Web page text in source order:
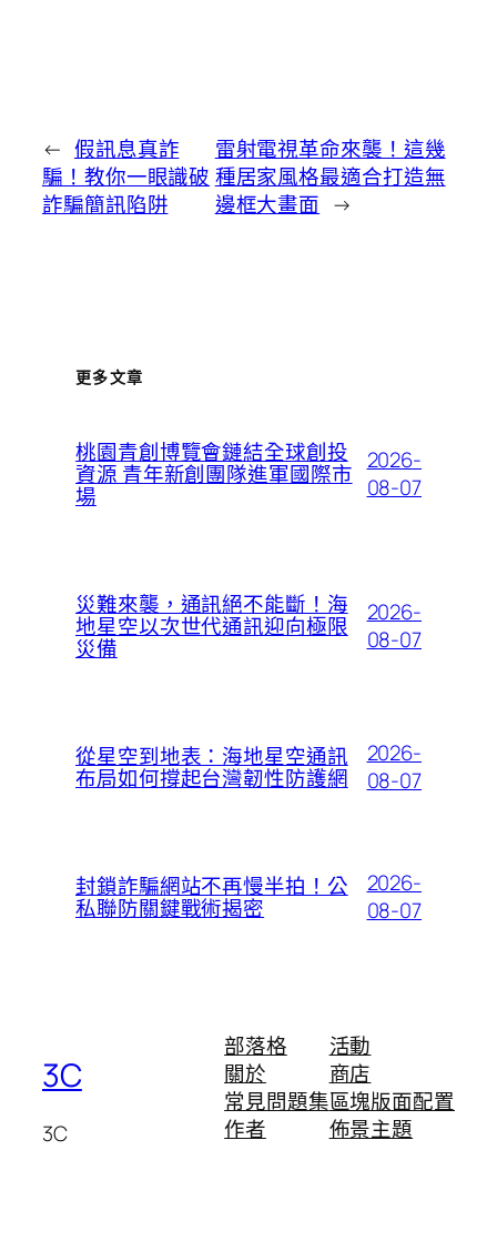
← 假訊息真詐
騙！教你一眼識破
詐騙簡訊陷阱
雷射電視革命來襲！這幾
種居家風格最適合打造無
邊框大畫面 →
更多文章
桃園青創博覽會鏈結全球創投
資源 青年新創團隊進軍國際市
場
2026-
08-07
災難來襲，通訊絕不能斷！海
地星空以次世代通訊迎向極限
災備
2026-
08-07
從星空到地表：海地星空通訊
布局如何撐起台灣韌性防護網
2026-
08-07
封鎖詐騙網站不再慢半拍！公
私聯防關鍵戰術揭密
2026-
08-07
3C
3C
部落格
關於
常見問題集
作者
活動
商店
區塊版面配置
佈景主題